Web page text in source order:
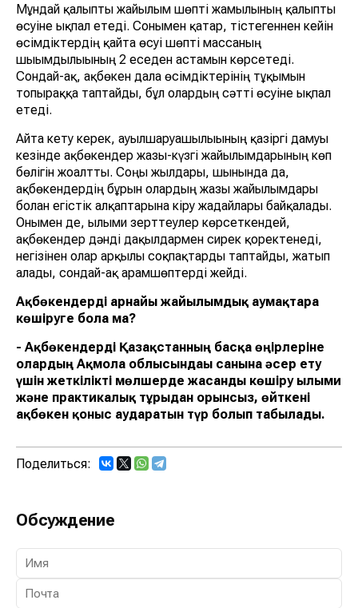
Мұндай қалыпты жайылым шөпті жамылғының қалыпты
өсуіне ықпал етеді. Сонымен қатар, тістегеннен кейін
өсімдіктердің қайта өсуі шөпті массаның
шығымдылығының 2 еседен астамын көрсетеді.
Сондай-ақ, ақбөкен дала өсімдіктерінің тұқымын
топыраққа таптайды, бұл олардың сәтті өсуіне ықпал
етеді.
Айта кету керек, ауылшаруашылығының қазіргі дамуы
кезінде ақбөкендер жазғы-күзгі жайылымдарының көп
бөлігін жоғалтты. Соңғы жылдары, шынында да,
ақбөкендердің бұрын олардың жазғы жайылымдары
болған егістік алқаптарына кіру жағдайлары байқалады.
Онымен де, ғылыми зерттеулер көрсеткендей,
ақбөкендер дәнді дақылдармен сирек қоректенеді,
негізінен олар арқылы соқпақтарды таптайды, жатып
алады, сондай-ақ арамшөптерді жейді.
Ақбөкендерді арнайы жайылымдық аумақтарға
көшіруге бола ма?
- Ақбөкендерді Қазақстанның басқа өңірлеріне
олардың Ақмола облысындағы санына әсер ету
үшін жеткілікті мөлшерде жасанды көшіру ғылыми
және практикалық тұрғыдан орынсыз, өйткені
ақбөкен қоныс аударатын түр болып табылады.
Поделиться:
Обсуждение